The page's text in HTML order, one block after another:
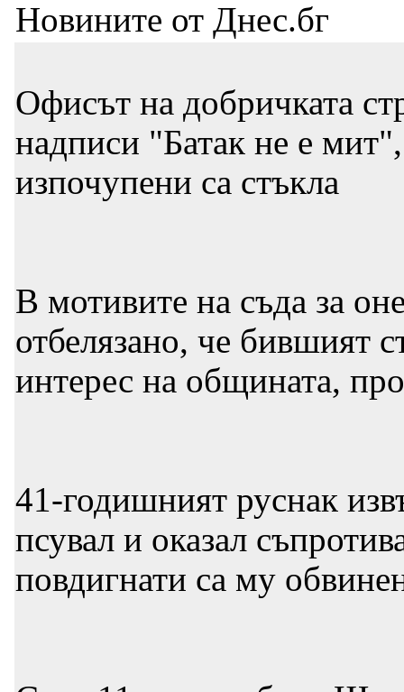
Новините от Днес.бг
Офисът на добричката
надписи "Батак не е
изпочупени са стъкла
В мотивите на съда за
отбелязано, че бившият
интерес на общината,
41-годишният руснак
псувал и оказал
повдигнати са му